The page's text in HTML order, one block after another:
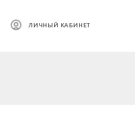
ЛИЧНЫЙ КАБИНЕТ